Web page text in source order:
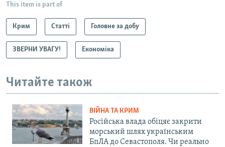
This item is part of
Крим Статті Головне за добу
ЗВЕРНИ УВАГУ! Економіка
Читайте також
ВІЙНА ТА КРИМ
Російська влада обіцяє закрити
морський шлях українським
БпЛА до Севастополя. Чи реально